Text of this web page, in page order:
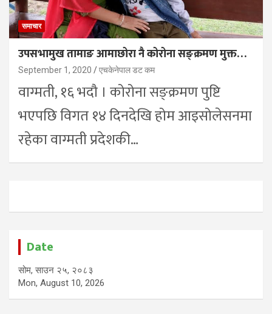
समाचार
उपसभामुख तामाङ आमाछोरा नै कोरोना सङ्क्रमण मुक्त…
September 1, 2020 एचकेनेपाल डट कम
वाग्मती, १६ भदौ । कोरोना सङ्क्रमण पुष्टि
भएपछि विगत १४ दिनदेखि होम आइसोलेसनमा
रहेका वाग्मती प्रदेशकी…
Date
सोम, साउन २५, २०८३
Mon, August 10, 2026